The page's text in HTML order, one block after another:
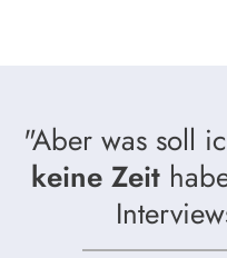
"Aber was soll
keine Zeit